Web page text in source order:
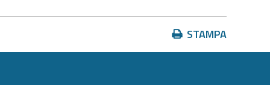
Azioni
sul
STAMPA